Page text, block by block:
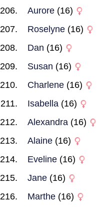
Aurore (16)
Roselyne (16)
Dan (16)
Susan (16)
Charlene (16)
Isabella (16)
Alexandra (16)
Alaine (16)
Eveline (16)
Jane (16)
Marthe (16)